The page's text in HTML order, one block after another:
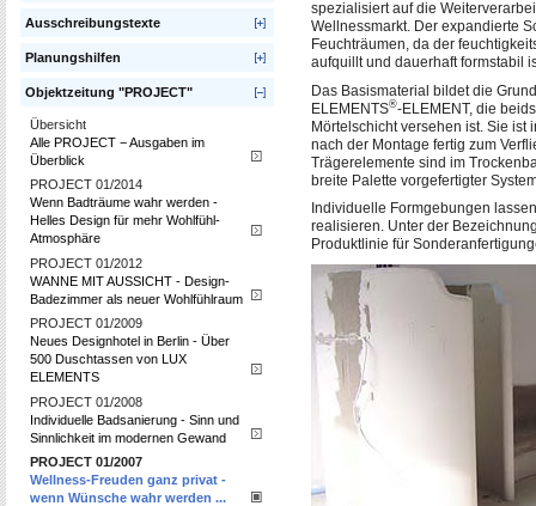
Ausschreibungstexte
Planungshilfen
Objektzeitung "PROJECT"
Übersicht
Alle PROJECT − Ausgaben im
Überblick
PROJECT 01/2014
Wenn Badträume wahr werden -
Helles Design für mehr Wohlfühl-
Atmosphäre
PROJECT 01/2012
WANNE MIT AUSSICHT - Design-
Badezimmer als neuer Wohlfühlraum
PROJECT 01/2009
Neues Designhotel in Berlin - Über
500 Duschtassen von LUX
ELEMENTS
PROJECT 01/2008
Individuelle Badsanierung - Sinn und
Sinnlichkeit im modernen Gewand
PROJECT 01/2007
Wellness-Freuden ganz privat -
wenn Wünsche wahr werden ...
spezialisiert auf die
Wellnessmarkt. Der expandierte
Feuchträumen, da der
aufquillt und dauerhaft formstabil
Das Basismaterial bildet die
ELEMENTS®-ELEMENT, die
Mörtelschicht versehen ist. Sie
nach der Montage fertig zum
Trägerelemente sind im
breite Palette vorgefertigter
Individuelle Formgebungen
realisieren. Unter der
Produktlinie für